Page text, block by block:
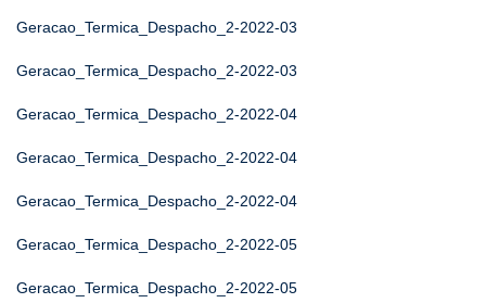
Geracao_Termica_Despacho_2-2022-03
Geracao_Termica_Despacho_2-2022-03
Geracao_Termica_Despacho_2-2022-04
Geracao_Termica_Despacho_2-2022-04
Geracao_Termica_Despacho_2-2022-04
Geracao_Termica_Despacho_2-2022-05
Geracao_Termica_Despacho_2-2022-05